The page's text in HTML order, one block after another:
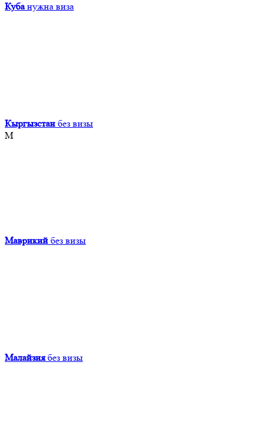
Куба нужна виза
Кыргызcтан без визы
М
Маврикий без визы
Малайзия без визы